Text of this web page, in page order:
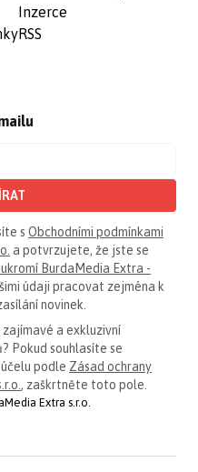
Inzerce
RSS
s Obchodními podmínkami
a potvrzujete, že jste se
BurdaMedia Extra -
údaji pracovat zejména k
novinek.
a exkluzivní
Pokud souhlasíte se
podle Zásad ochrany
, zaškrtněte toto pole.
Extra s.r.o.